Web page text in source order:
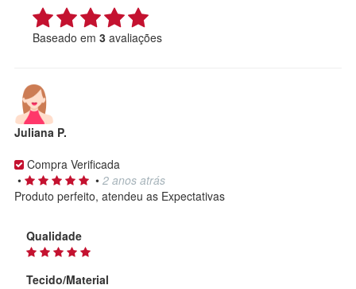
Baseado em 3 avaliações
Juliana P.
Compra Verificada
•
• 2 anos atrás
Produto perfeito, atendeu as Expectativas
Qualidade
Tecido/Material